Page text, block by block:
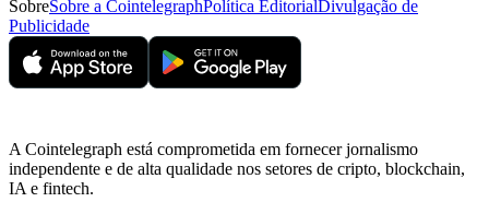
SobreSobre a CointelegraphPolítica EditorialDivulgação de
Publicidade
A Cointelegraph está comprometida em fornecer jornalismo
independente e de alta qualidade nos setores de cripto, blockchain,
IA e fintech.